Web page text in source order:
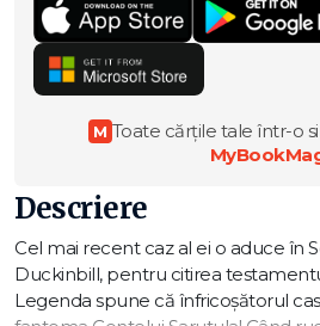
M Toate cărțile tale într-o
Descriere
Cel mai recent caz al ei o aduce în
Duckinbill, pentru citirea
Legenda spune că înfricoșătorul